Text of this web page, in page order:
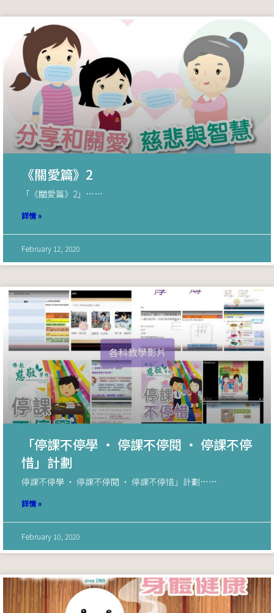
《關愛篇》2
「《關愛篇》2」……
詳情 »
February 12, 2020
「停課不停學 ‧ 停課不停閱 ‧ 停課不停
惜」計劃
停課不停學 ‧ 停課不停閱 ‧ 停課不停惜」計劃……
詳情 »
February 10, 2020